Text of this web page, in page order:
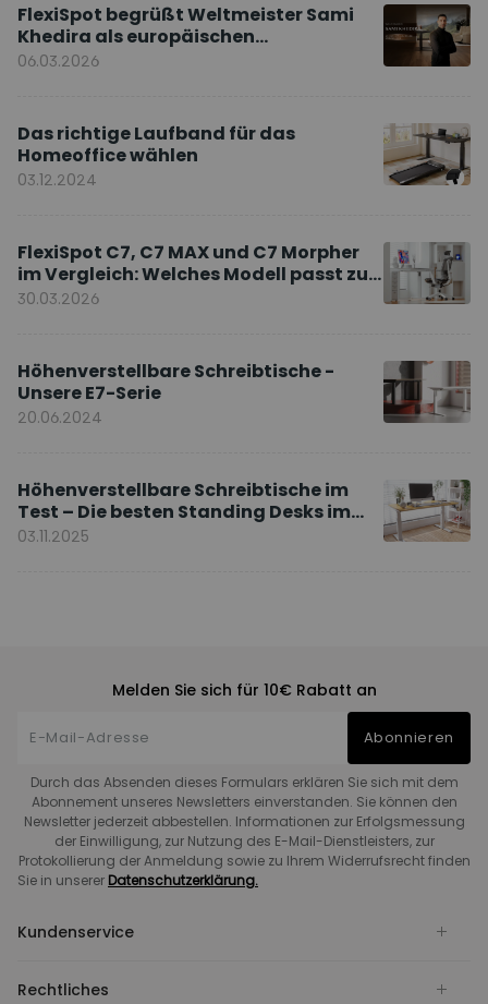
FlexiSpot begrüßt Weltmeister Sami
Khedira als europäischen
Markenbotschafter
06.03.2026
Das richtige Laufband für das
Homeoffice wählen
03.12.2024
FlexiSpot C7, C7 MAX und C7 Morpher
im Vergleich: Welches Modell passt zu
Ihnen?
30.03.2026
Höhenverstellbare Schreibtische -
Unsere E7-Serie
20.06.2024
Höhenverstellbare Schreibtische im
Test – Die besten Standing Desks im
Vergleich
03.11.2025
Melden Sie sich für 10€ Rabatt an
Abonnieren
Durch das Absenden dieses Formulars erklären Sie sich mit dem
Abonnement unseres Newsletters einverstanden. Sie können den
Newsletter jederzeit abbestellen. Informationen zur Erfolgsmessung
der Einwilligung, zur Nutzung des E-Mail-Dienstleisters, zur
Protokollierung der Anmeldung sowie zu Ihrem Widerrufsrecht finden
Sie in unserer Datenschutzerklärung.
Kundenservice
Rechtliches